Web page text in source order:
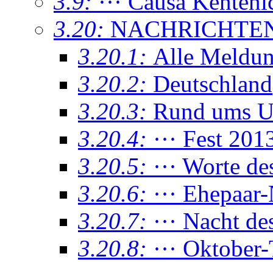
3.20:
3.20.1: Alle
3.20.2: Deutschland
3.20.3: Rund ums
3.20.4: ··· Fest
3.20.5: ··· Worte
3.20.6: ···
3.20.7: ··· Nacht
3.20.8: ···